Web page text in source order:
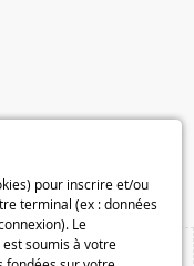
pour inscrire et/ou
terminal (ex : données
Le
soumis à votre